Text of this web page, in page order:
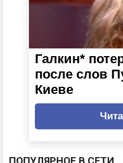
Галкин*
после слов
Киеве
ПОПУЛЯРНОЕ В СЕТИ